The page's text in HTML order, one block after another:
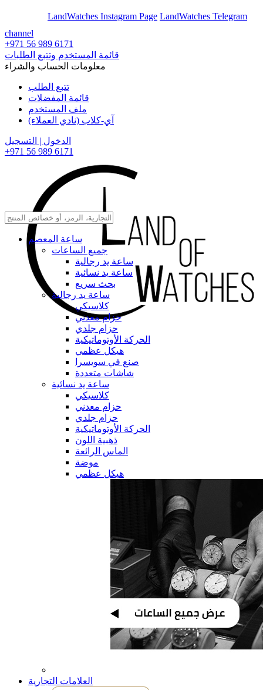
LandWatches Instagram Page LandWatches Telegram
channel
+971 56 989 6171
قائمة المستخدم وتتبع الطلبات
معلومات الحساب والشراء
تتبع الطلب
قائمة المفضلات
ملف المستخدم
آي-كلاب (نادي العملاء)
الدخول | التسجيل
+971 56 989 6171
ساعة المعصم
جميع الساعات
ساعة يد رجالية
ساعة يد نسائية
بحث سريع
ساعة يد رجالية
كلاسيكي
حزام معدني
حزام جلدي
الحركة الأوتوماتيكية
هيكل عظمي
صنع في سويسرا
شاشات متعددة
ساعة يد نسائية
كلاسيكي
حزام معدني
حزام جلدي
الحركة الأوتوماتيكية
ذهبية اللون
الماس الرائعة
موضة
هيكل عظمي
العلامات التجارية